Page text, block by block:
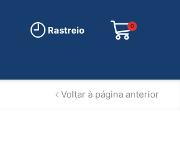
Rastreio 0
Voltar à página anterior